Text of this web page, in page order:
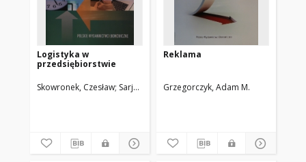
Logistyka w
przedsiębiorstwie
Skowronek, Czesław Sarjusz-Wolski, Zdzisław
Reklama
Grzegorczyk, Adam M.